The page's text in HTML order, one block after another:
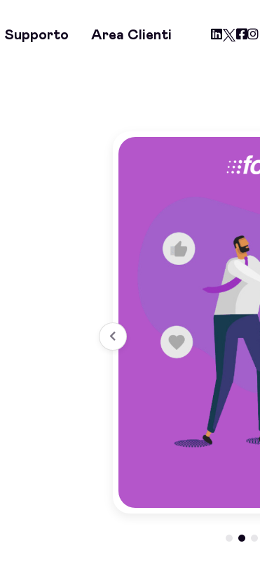
Supporto Area Clienti